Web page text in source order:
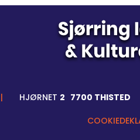
| HJØRNET 2 7700 THISTED